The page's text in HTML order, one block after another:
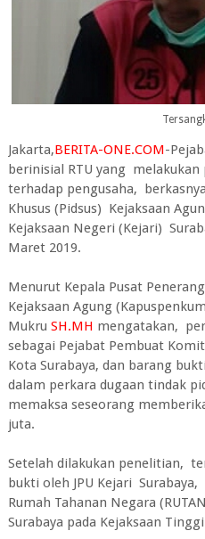
Jakarta,BERITA-ONE.COM-
berinisial RTU yang melakukan
terhadap pengusaha,
Khusus (Pidsus) Kejaksaan
Kejaksaan Negeri (Kejari)
Maret 2019.
Menurut Kepala Pusat
Kejaksaan Agung
Mukru SH.MH mengatakan,
sebagai Pejabat Pembuat
Kota Surabaya, dan barang
dalam perkara dugaan tindak
memaksa seseorang
juta.
Setelah dilakukan penelitian,
bukti oleh JPU Kejari
Rumah Tahanan Negara
Surabaya pada Kejaksaan